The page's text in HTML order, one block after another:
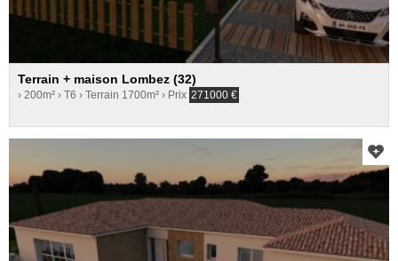
Terrain + maison Lombez (32)
› 200m² › T6 › Terrain 1700m² › Prix 271000 €